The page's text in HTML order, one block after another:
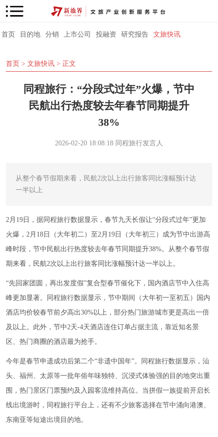
首页 目的地 分销 上市公司 投融资 研究报告 文旅快讯
首页 > 文旅快讯 > 正文
同程旅行：“分段式过年”火爆，节中
民航出行热度较去年春节同期提升
38%
2026-02-20 18:08:18 同程旅行发言人
从整个春节假期来看，民航2次以上出行旅客同比涨幅预计达
一半以上
2月19日，据同程旅行数据显示，春节九天长假让“分段式过年”更加
火爆，2月18日（大年初二）至2月19日（大年初三）成为节中出游高
峰时段，节中民航出行热度较去年春节同期提升38%。从整个春节假
期来看，民航2次以上出行旅客同比涨幅预计达一半以上。
“先回家团圆，再出发度假”复合型春节催化下，国内酒店节中入住高
峰更加显著。同程旅行数据显示，节中期间（大年初一至初五）国内
酒店均价较春节前夕高出30%以上，部分热门旅游城市更是高出一倍
及以上。此外，节中2天-4天酒店连住订单占据主流，靠近知名景
区、热门商圈的酒店最为抢手。
今年是春节申遗成功后第二个“非遗中国年”。同程旅行数据显示，汕
头、福州、太原等一批年俗年味独特、沉浸式体验强的目的地突出重
围，热门景区门票预约及入园客流维持高位。当拼假一族提前开启长
线出境游时，同程旅行平台上，还有不少旅客选择在节中涌向港澳、
东南亚等短途出境目的地。